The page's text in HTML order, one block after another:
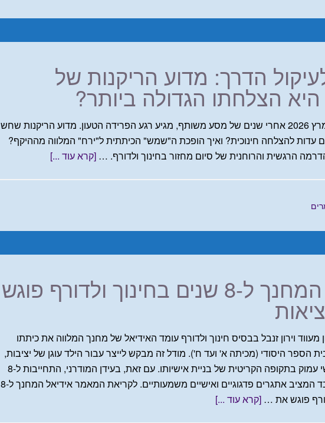
הדרך: מדוע הריקנות של
הצלחתו הגדולה ביותר?
מאת: ירון זנבל, מרץ 2026 אחרי שנים של מסע משותף, מגיע רגע הפרידה הטעון. מדוע הריקנות שחש
עדות להצלחה חינוכית? ואיך הופכת ה"שמש" הכיתתית ל"ירח" המלווה מההיקף?
הרגשית והרוחנית של סיום מחזור בחינוך ולדורף. … [קרא עוד ...]
אידיאל המחנך ל-8 שנים בחינוך ולדורף פוגש
וירון זנבל בבסיס חינוך ולדורף עומד האידיאל של מחנך המלווה את כיתתו
הספר היסודי (מכיתה א' ועד ח'). מודל זה מבקש לייצר עבור הילד עוגן של יציבות,
ביטחון וקשר אישי עמוק בתקופה הקריטית של בניית אישיותו. עם זאת, בעידן המודרני, התחייבות ל-8
שנים היא נטל כבד המציב אתגרים פדגוגיים ואישיים משמעותיים. לקריאת המאמר אידיאל המחנך ל-8
פוגש את … [קרא עוד ...]